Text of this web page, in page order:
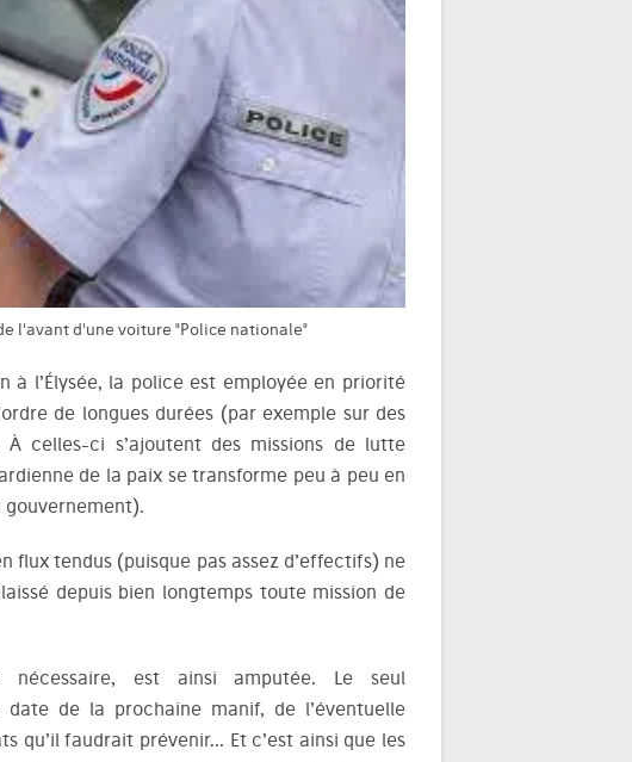
l'avant d'une voiture "Police nationale"
à l’Élysée, la police est employée en priorité
de longues durées (par exemple sur des
À celles-ci s’ajoutent des missions de lutte
de la paix se transforme peu à peu en
gouvernement).
flux tendus (puisque pas assez d’effectifs) ne
depuis bien longtemps toute mission de
nécessaire, est ainsi amputée. Le seul
de la prochaine manif, de l’éventuelle
qu’il faudrait prévenir… Et c’est ainsi que les